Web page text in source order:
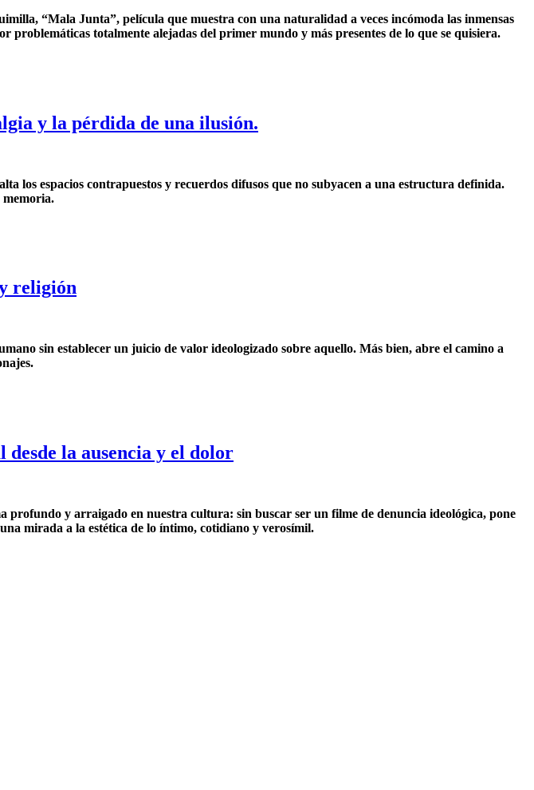
“Mala Junta”, película que muestra con una naturalidad a veces incómoda las inmensas
problemáticas totalmente alejadas del primer mundo y más presentes de lo que se quisiera.
y la pérdida de una ilusión.
los espacios contrapuestos y recuerdos difusos que no subyacen a una estructura definida.
memoria.
religión
sin establecer un juicio de valor ideologizado sobre aquello. Más bien, abre el camino a
la ausencia y el dolor
y arraigado en nuestra cultura: sin buscar ser un filme de denuncia ideológica, pone
mirada a la estética de lo íntimo, cotidiano y verosímil.